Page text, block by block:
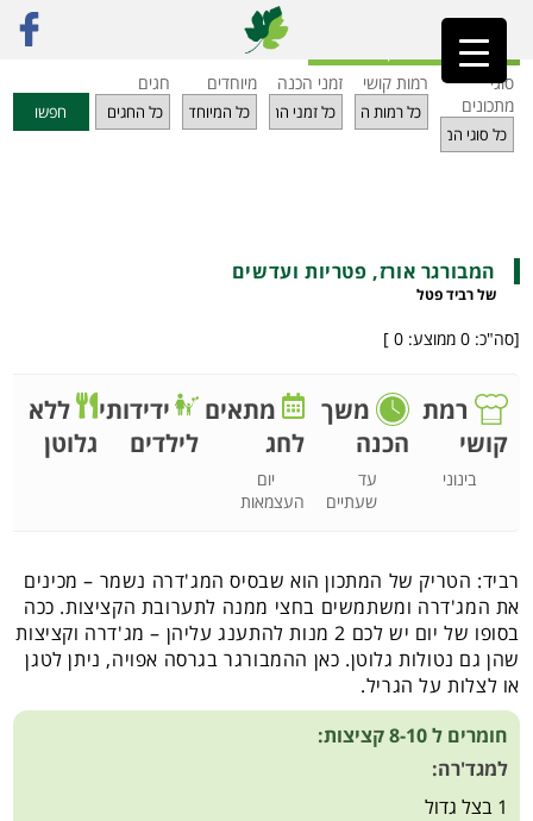
ראשי»מתכונים המבורגר אורז, פטריות ועדשים
חזרה לאינדקס מתכונים
סוגי
מתכונים
רמות קושי זמני הכנה מיוחדים חגים
חפשו
המבורגר אורז, פטריות ועדשים
של רביד פטל
[סה"כ: 0 ממוצע: 0
]
רמת
קושי
בינוני
משך
הכנה
עד
שעתיים
מתאים
לחג
יום
העצמאות
ידידותי
לילדים
ללא
גלוטן
רביד: הטריק של המתכון הוא שבסיס המג'דרה נשמר – מכינים
את המג'דרה ומשתמשים בחצי ממנה לתערובת הקציצות. ככה
בסופו של יום יש לכם 2 מנות להתענג עליהן – מג'דרה וקציצות
שהן גם נטולות גלוטן. כאן ההמבורגר בגרסה אפויה, ניתן לטגן
או לצלות על הגריל.
חומרים ל 8-10 קציצות:
למגד'רה:
1 בצל גדול